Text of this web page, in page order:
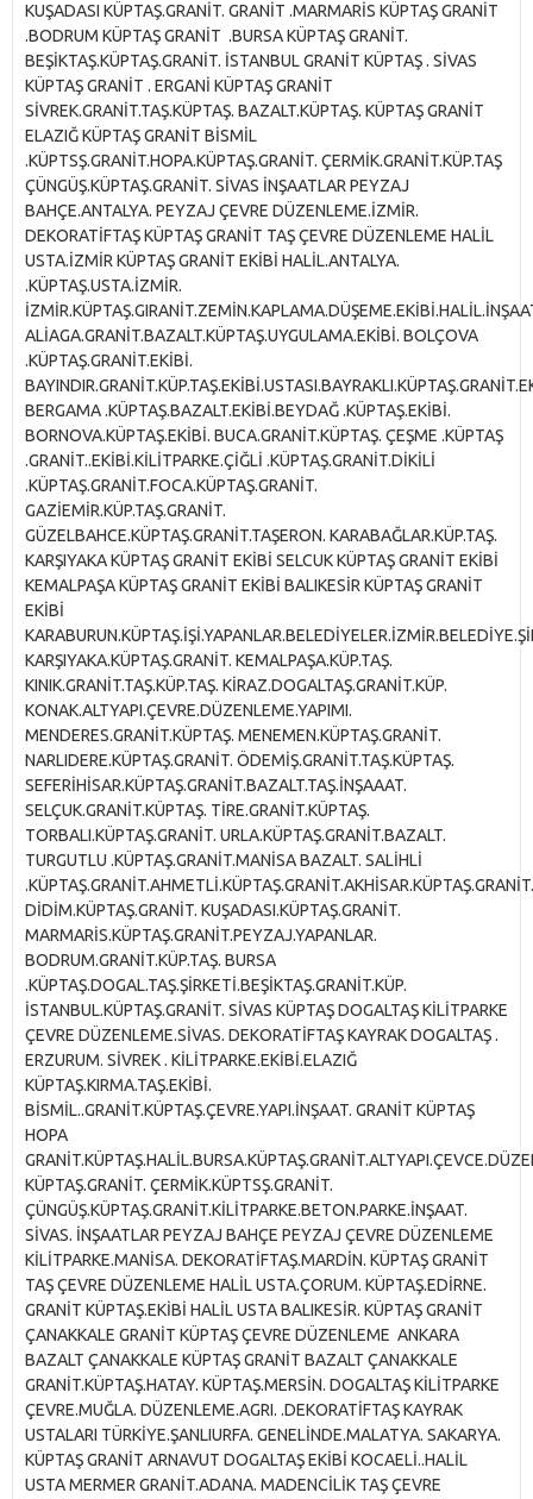
KUŞADASI KÜPTAŞ.GRANİT. GRANİT .MARMARİS KÜPTAŞ GRANİT
.BODRUM KÜPTAŞ GRANİT .BURSA KÜPTAŞ GRANİT.
BEŞİKTAŞ.KÜPTAŞ.GRANİT. İSTANBUL GRANİT KÜPTAŞ . SİVAS
KÜPTAŞ GRANİT . ERGANİ KÜPTAŞ GRANİT
SİVREK.GRANİT.TAŞ.KÜPTAŞ. BAZALT.KÜPTAŞ. KÜPTAŞ GRANİT
ELAZIĞ KÜPTAŞ GRANİT BİSMİL
.KÜPTSŞ.GRANİT.HOPA.KÜPTAŞ.GRANİT. ÇERMİK.GRANİT.KÜP.TAŞ
ÇÜNGÜŞ.KÜPTAŞ.GRANİT. SİVAS İNŞAATLAR PEYZAJ
BAHÇE.ANTALYA. PEYZAJ ÇEVRE DÜZENLEME.İZMİR.
DEKORATİFTAŞ KÜPTAŞ GRANİT TAŞ ÇEVRE DÜZENLEME HALİL
USTA.İZMİR KÜPTAŞ GRANİT EKİBİ HALİL.ANTALYA.
.KÜPTAŞ.USTA.İZMİR.
ALİAGA.GRANİT.BAZALT.KÜPTAŞ.UYGULAMA.EKİBİ. BOLÇOVA
.KÜPTAŞ.GRANİT.EKİBİ.
BERGAMA .KÜPTAŞ.BAZALT.EKİBİ.BEYDAĞ .KÜPTAŞ.EKİBİ.
BORNOVA.KÜPTAŞ.EKİBİ. BUCA.GRANİT.KÜPTAŞ. ÇEŞME .KÜPTAŞ
.GRANİT..EKİBİ.KİLİTPARKE.ÇİĞLİ .KÜPTAŞ.GRANİT.DİKİLİ
.KÜPTAŞ.GRANİT.FOCA.KÜPTAŞ.GRANİT.
GAZİEMİR.KÜP.TAŞ.GRANİT.
GÜZELBAHCE.KÜPTAŞ.GRANİT.TAŞERON. KARABAĞLAR.KÜP.TAŞ.
KARŞIYAKA KÜPTAŞ GRANİT EKİBİ SELCUK KÜPTAŞ GRANİT EKİBİ
KEMALPAŞA KÜPTAŞ GRANİT EKİBİ BALIKESİR KÜPTAŞ GRANİT
EKİBİ
KARŞIYAKA.KÜPTAŞ.GRANİT. KEMALPAŞA.KÜP.TAŞ.
KINIK.GRANİT.TAŞ.KÜP.TAŞ. KİRAZ.DOGALTAŞ.GRANİT.KÜP.
KONAK.ALTYAPI.ÇEVRE.DÜZENLEME.YAPIMI.
MENDERES.GRANİT.KÜPTAŞ. MENEMEN.KÜPTAŞ.GRANİT.
NARLIDERE.KÜPTAŞ.GRANİT. ÖDEMİŞ.GRANİT.TAŞ.KÜPTAŞ.
SEFERİHİSAR.KÜPTAŞ.GRANİT.BAZALT.TAŞ.İNŞAAAT.
SELÇUK.GRANİT.KÜPTAŞ. TİRE.GRANİT.KÜPTAŞ.
TORBALI.KÜPTAŞ.GRANİT. URLA.KÜPTAŞ.GRANİT.BAZALT.
TURGUTLU .KÜPTAŞ.GRANİT.MANİSA BAZALT. SALİHLİ
.KÜPTAŞ.GRANİT.AHMETLİ.KÜPTAŞ.GRANİT.AKHİSAR.KÜPTAŞ.GRANİT.
DİDİM.KÜPTAŞ.GRANİT. KUŞADASI.KÜPTAŞ.GRANİT.
MARMARİS.KÜPTAŞ.GRANİT.PEYZAJ.YAPANLAR.
BODRUM.GRANİT.KÜP.TAŞ. BURSA
.KÜPTAŞ.DOGAL.TAŞ.ŞİRKETİ.BEŞİKTAŞ.GRANİT.KÜP.
İSTANBUL.KÜPTAŞ.GRANİT. SİVAS KÜPTAŞ DOGALTAŞ KİLİTPARKE
ÇEVRE DÜZENLEME.SİVAS. DEKORATİFTAŞ KAYRAK DOGALTAŞ .
ERZURUM. SİVREK . KİLİTPARKE.EKİBİ.ELAZIĞ
KÜPTAŞ.KIRMA.TAŞ.EKİBİ.
BİSMİL..GRANİT.KÜPTAŞ.ÇEVRE.YAPI.İNŞAAT. GRANİT KÜPTAŞ
HOPA
KÜPTAŞ.GRANİT. ÇERMİK.KÜPTSŞ.GRANİT.
ÇÜNGÜŞ.KÜPTAŞ.GRANİT.KİLİTPARKE.BETON.PARKE.İNŞAAT.
SİVAS. İNŞAATLAR PEYZAJ BAHÇE PEYZAJ ÇEVRE DÜZENLEME
KİLİTPARKE.MANİSA. DEKORATİFTAŞ.MARDİN. KÜPTAŞ GRANİT
TAŞ ÇEVRE DÜZENLEME HALİL USTA.ÇORUM. KÜPTAŞ.EDİRNE.
GRANİT KÜPTAŞ.EKİBİ HALİL USTA BALIKESİR. KÜPTAŞ GRANİT
ÇANAKKALE GRANİT KÜPTAŞ ÇEVRE DÜZENLEME ANKARA
BAZALT ÇANAKKALE KÜPTAŞ GRANİT BAZALT ÇANAKKALE
GRANİT.KÜPTAŞ.HATAY. KÜPTAŞ.MERSİN. DOGALTAŞ KİLİTPARKE
ÇEVRE.MUĞLA. DÜZENLEME.AGRI. .DEKORATİFTAŞ KAYRAK
USTALARI TÜRKİYE.ŞANLIURFA. GENELİNDE.MALATYA. SAKARYA.
KÜPTAŞ GRANİT ARNAVUT DOGALTAŞ EKİBİ KOCAELİ..HALİL
USTA MERMER GRANİT.ADANA. MADENCİLİK TAŞ ÇEVRE